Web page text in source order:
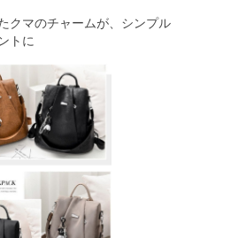
クマのチャームが、シンプル
トに